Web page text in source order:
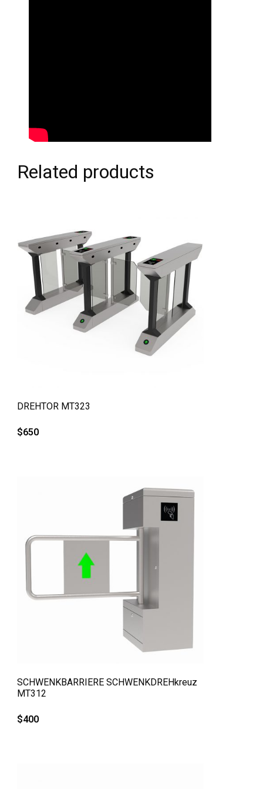
Related products
DREHTOR MT323
$650
SCHWENKBARRIERE SCHWENKDREHkreuz
MT312
$400